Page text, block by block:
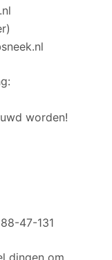
worden!
47-131
dingen om